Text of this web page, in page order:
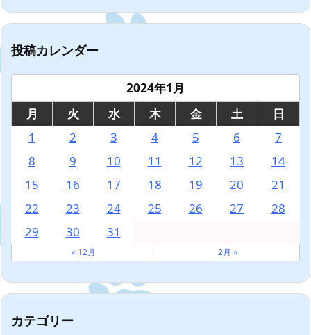
投稿カレンダー
2024年1月
月
火 水 木 金 土
日
1
2 3 4 5 6
7
8
9 10 11 12 13
14
15
16 17 18 19 20
21
22
23 24 25 26 27
28
29
30 31
« 12月 2月 »
カテゴリー